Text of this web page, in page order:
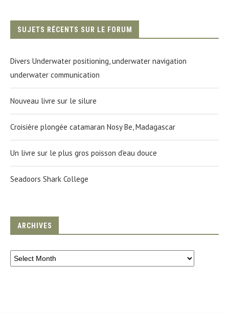
SUJETS RÉCENTS SUR LE FORUM
Divers Underwater positioning, underwater navigation
underwater communication
Nouveau livre sur le silure
Croisière plongée catamaran Nosy Be, Madagascar
Un livre sur le plus gros poisson d'eau douce
Seadoors Shark College
ARCHIVES